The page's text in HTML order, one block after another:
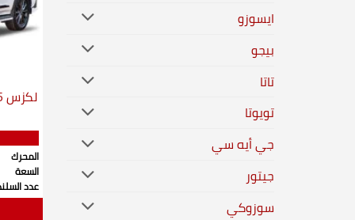
ايسوزو
بيجو
تاتا
تويوتا
جي أيه سي
جيتور
سوزوكي
لكزس LX600 2025 اف سبورت
المحرك
السعة
عدد